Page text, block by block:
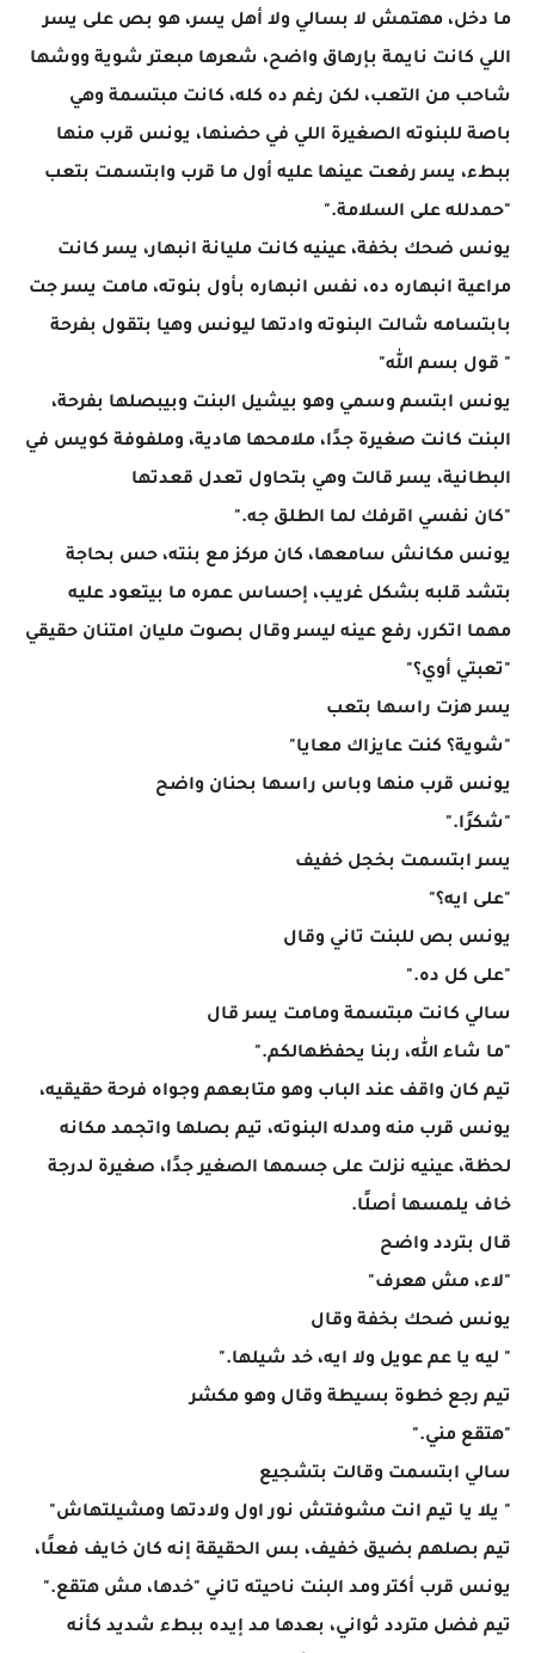
ما دخل، مهتمش لا بسالي ولا أهل يسر، هو بص على يسر
اللي كانت نايمة بإرهاق واضح، شعرها مبعتر شوية ووشها
شاحب من التعب، لكن رغم ده كله، كانت مبتسمة وهي
باصة للبنوته الصغيرة اللي في حضنها، يونس قرب منها
ببطء، يسر رفعت عينها عليه أول ما قرب وابتسمت بتعب
"حمدلله على السلامة."
يونس ضحك بخفة، عينيه كانت مليانة انبهار، يسر كانت
مراعية انبهاره ده، نفس انبهاره بأول بنوته، مامت يسر جت
بابتسامه شالت البنوته وادتها ليونس وهيا بتقول بفرحة
" قول بسم الله"
يونس ابتسم وسمي وهو بيشيل البنت وبيبصلها بفرحة،
البنت كانت صغيرة جدًا، ملامحها هادية، وملفوفة كويس في
البطانية، يسر قالت وهي بتحاول تعدل قعدتها
"كان نفسي اقرفك لما الطلق جه."
يونس مكانش سامعها، كان مركز مع بنته، حس بحاجة
بتشد قلبه بشكل غريب، إحساس عمره ما بيتعود عليه
مهما اتكرر، رفع عينه ليسر وقال بصوت مليان امتنان حقيقي
"تعبتي أوي؟"
يسر هزت راسها بتعب
"شوية؟ كنت عايزاك معايا"
يونس قرب منها وباس راسها بحنان واضح
"شكرًا."
يسر ابتسمت بخجل خفيف
"على ايه؟"
يونس بص للبنت تاني وقال
"على كل ده."
سالي كانت مبتسمة ومامت يسر قال
"ما شاء الله، ربنا يحفظهالكم."
تيم كان واقف عند الباب وهو متابعهم وجواه فرحة حقيقيه،
يونس قرب منه ومدله البنوته، تيم بصلها واتجمد مكانه
لحظة، عينيه نزلت على جسمها الصغير جدًا، صغيرة لدرجة
خاف يلمسها أصلًا.
قال بتردد واضح
"لاء، مش هعرف"
يونس ضحك بخفة وقال
" ليه يا عم عويل ولا ايه، خد شيلها."
تيم رجع خطوة بسيطة وقال وهو مكشر
"هتقع مني."
سالي ابتسمت وقالت بتشجيع
" يلا يا تيم انت مشوفتش نور اول ولادتها ومشيلتهاش"
تيم بصلهم بضيق خفيف، بس الحقيقة إنه كان خايف فعلًا،
يونس قرب أكتر ومد البنت ناحيته تاني "خدها، مش هتقع."
تيم فضل متردد ثواني، بعدها مد إيده ببطء شديد كأنه